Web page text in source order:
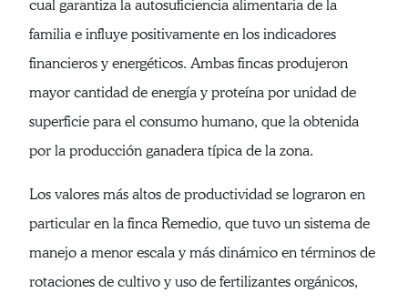
cual garantiza la autosuficiencia alimentaria de la
familia e influye positivamente en los indicadores
financieros y energéticos. Ambas fincas produjeron
mayor cantidad de energía y proteína por unidad de
superficie para el consumo humano, que la obtenida
por la producción ganadera típica de la zona.
Los valores más altos de productividad se lograron en
particular en la finca Remedio, que tuvo un sistema de
manejo a menor escala y más dinámico en términos de
rotaciones de cultivo y uso de fertilizantes orgánicos,